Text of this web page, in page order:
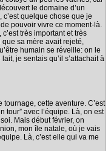
le domaine d’un
quelque chose que je
pouvoir vivre ce moment-là.
très important et très
sa mère avait rejeté,
humain se réveille: on le
je sentais qu’il s’attachait à
tournage, cette aventure. C’est
tour” avec l’équipe. Là, on est
Mais début février, on
mon île natale, où je vais
Là, c’est elle qui va me